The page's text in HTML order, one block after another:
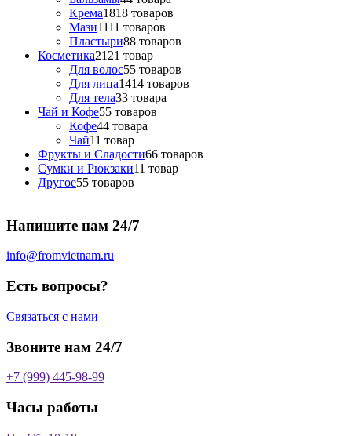
Крема1818 товаров
Мази1111 товаров
Пластыри88 товаров
Косметика21 21 товар
Для волос55 товаров
Для лица1414 товаров
Для тела33 товара
Чай и Кофе55 товаров
Кофе44 товара
Чай11 товар
Фрукты и Сладости66 товаров
Сумки и Рюкзаки11 товар
Другое55 товаров
Напишите нам 24/7
info@fromvietnam.ru
Есть вопросы?
Связаться с нами
Звоните нам 24/7
+7 (999) 445-98-99
Часы работы